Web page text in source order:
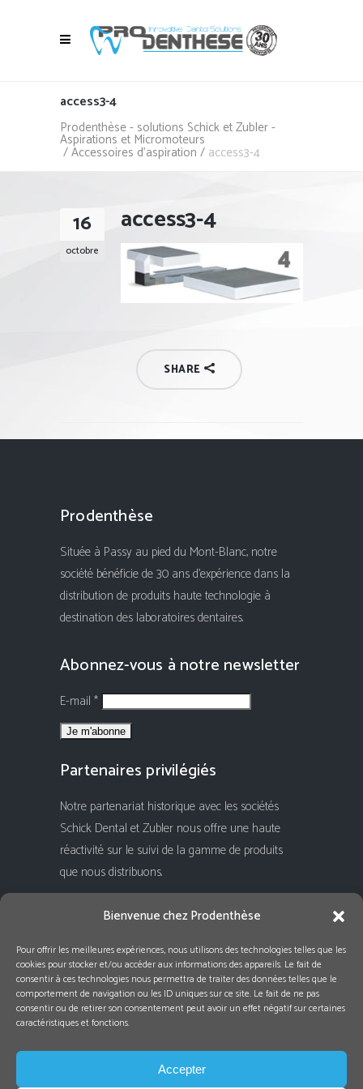
Bienvenue chez Prodenthèse
Pour offrir les meilleures expériences, nous utilisons des technologies telles que les
cookies pour stocker et/ou accéder aux informations des appareils. Le fait de
consentir à ces technologies nous permettra de traiter des données telles que le
comportement de navigation ou les ID uniques sur ce site. Le fait de ne pas
consentir ou de retirer son consentement peut avoir un effet négatif sur certaines
caractéristiques et fonctions.
Accepter
access3-4
Prodenthèse - solutions Schick et Zubler -
Aspirations et Micromoteurs
/Accessoires d'aspiration / access3-4
16
octobre
access3-4
SHARE
Prodenthèse
Située à Passy au pied du Mont-Blanc, notre
société bénéficie de 30 ans d'expérience dans la
distribution de produits haute technologie à
destination des laboratoires dentaires.
Abonnez-vous à notre newsletter
E-mail *
Partenaires privilégiés
Notre partenariat historique avec les sociétés
Schick Dental et Zubler nous offre une haute
réactivité sur le suivi de la gamme de produits
que nous distribuons.
Rejoignez-nous !